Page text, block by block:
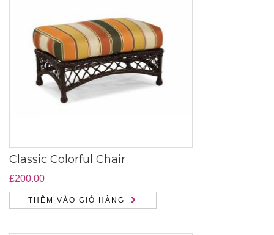
Classic Colorful Chair
£200.00
THÊM VÀO GIỎ HÀNG